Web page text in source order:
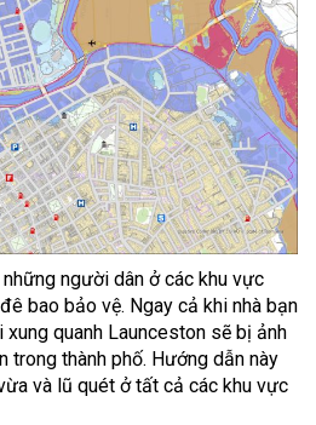
người dân ở các khu vực
bao bảo vệ. Ngay cả khi nhà bạn
quanh Launceston sẽ bị ảnh
trong thành phố. Hướng dẫn này
và lũ quét ở tất cả các khu vực